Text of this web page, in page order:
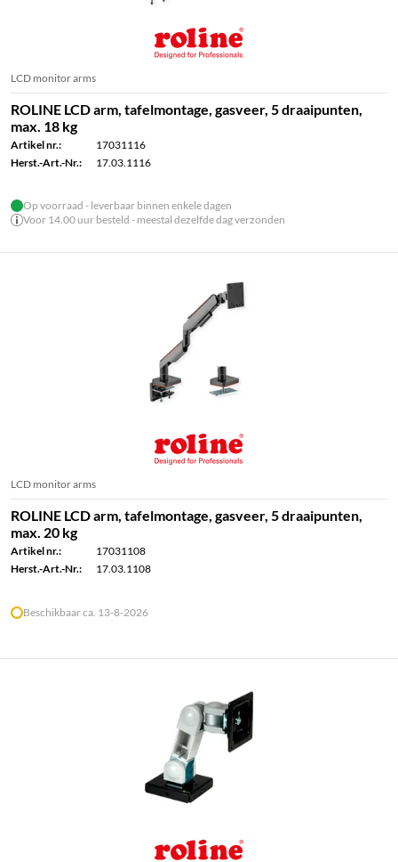
LCD monitor arms
ROLINE LCD arm, tafelmontage, gasveer, 5 draaipunten,
max. 18 kg
Artikel nr.:
17031116
Herst.-Art.-Nr.:
17.03.1116
Op voorraad - leverbaar binnen enkele dagen
Voor 14.00 uur besteld - meestal dezelfde dag verzonden
LCD monitor arms
ROLINE LCD arm, tafelmontage, gasveer, 5 draaipunten,
max. 20 kg
Artikel nr.:
17031108
Herst.-Art.-Nr.:
17.03.1108
Beschikbaar ca. 13-8-2026